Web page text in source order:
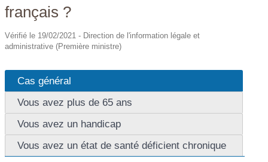
français ?
Vérifié le 19/02/2021 - Direction de l'information légale et
administrative (Première ministre)
Cas général
Vous avez plus de 65 ans
Vous avez un handicap
Vous avez un état de santé déficient chronique